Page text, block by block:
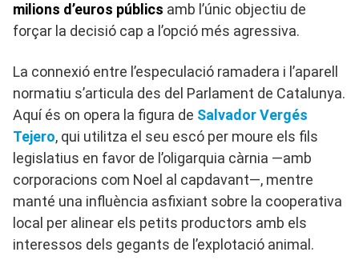
milions d’euros públics amb l’únic objectiu de
forçar la decisió cap a l’opció més agressiva.
La connexió entre l’especulació ramadera i l’aparell
normatiu s’articula des del Parlament de Catalunya.
Aquí és on opera la figura de Salvador Vergés
Tejero, qui utilitza el seu escó per moure els fils
legislatius en favor de l’oligarquia càrnia —amb
corporacions com Noel al capdavant—, mentre
manté una influència asfixiant sobre la cooperativa
local per alinear els petits productors amb els
interessos dels gegants de l’explotació animal.